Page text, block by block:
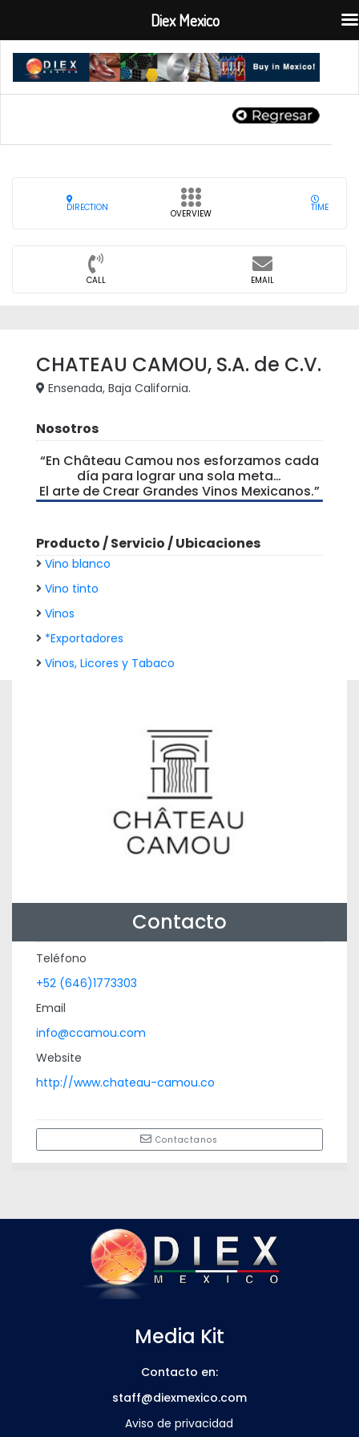
DIRECTION
OVERVIEW
TIME
CALL EMAIL
CHATEAU CAMOU, S.A. de C.V.
Ensenada, Baja California.
Nosotros
“En Château Camou nos esforzamos cada
día para lograr una sola meta…
El arte de Crear Grandes Vinos Mexicanos.”
Producto / Servicio / Ubicaciones
Vino blanco
Vino tinto
Vinos
*Exportadores
Vinos, Licores y Tabaco
Contacto
Teléfono
+52 (646)1773303
Email
info@ccamou.com
Website
http://www.chateau-camou.co
Contactanos
Media Kit
Contacto en:
staff@diexmexico.com
Aviso de privacidad
Diex Mexico